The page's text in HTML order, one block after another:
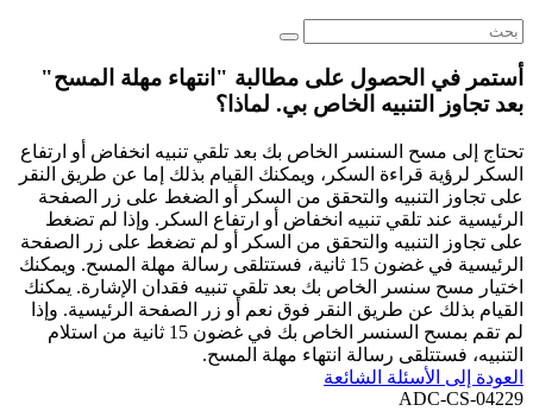
أستمر في الحصول على مطالبة "انتهاء مهلة المسح"
بعد تجاوز التنبيه الخاص بي. لماذا؟
تحتاج إلى مسح السنسر الخاص بك بعد تلقي تنبيه انخفاض أو ارتفاع
السكر لرؤية قراءة السكر، ويمكنك القيام بذلك إما عن طريق النقر
على تجاوز التنبيه والتحقق من السكر أو الضغط على زر الصفحة
الرئيسية عند تلقي تنبيه انخفاض أو ارتفاع السكر. وإذا لم تضغط
على تجاوز التنبيه والتحقق من السكر أو لم تضغط على زر الصفحة
الرئيسية في غضون 15 ثانية، فستتلقى رسالة مهلة المسح. ويمكنك
اختيار مسح سنسر الخاص بك بعد تلقي تنبيه فقدان الإشارة. يمكنك
القيام بذلك عن طريق النقر فوق نعم أو زر الصفحة الرئيسية. وإذا
لم تقم بمسح السنسر الخاص بك في غضون 15 ثانية من استلام
التنبيه، فستتلقى رسالة انتهاء مهلة المسح.
العودة إلى الأسئلة الشائعة
ADC-CS-04229